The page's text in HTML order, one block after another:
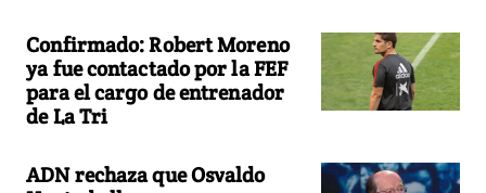
Confirmado: Robert Moreno
ya fue contactado por la FEF
para el cargo de entrenador
de La Tri
ADN rechaza que Osvaldo